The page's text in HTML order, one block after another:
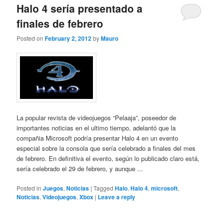
Halo 4 sería presentado a
finales de febrero
Posted onFebruary 2, 2012byMauro
La popular revista de videojuegos “Pelaaja”, poseedor de
importantes noticias en el ultimo tiempo, adelantó que la
compañia Microsoft podría presentar Halo 4 en un evento
especial sobre la consola que sería celebrado a finales del mes
de febrero. En definitiva el evento, según lo publicado claro está,
sería celebrado el 29 de febrero, y aunque ...
Posted in Juegos,Noticias |Tagged Halo,Halo 4,microsoft,
Noticias,Videojuegos,Xbox | Leave a reply